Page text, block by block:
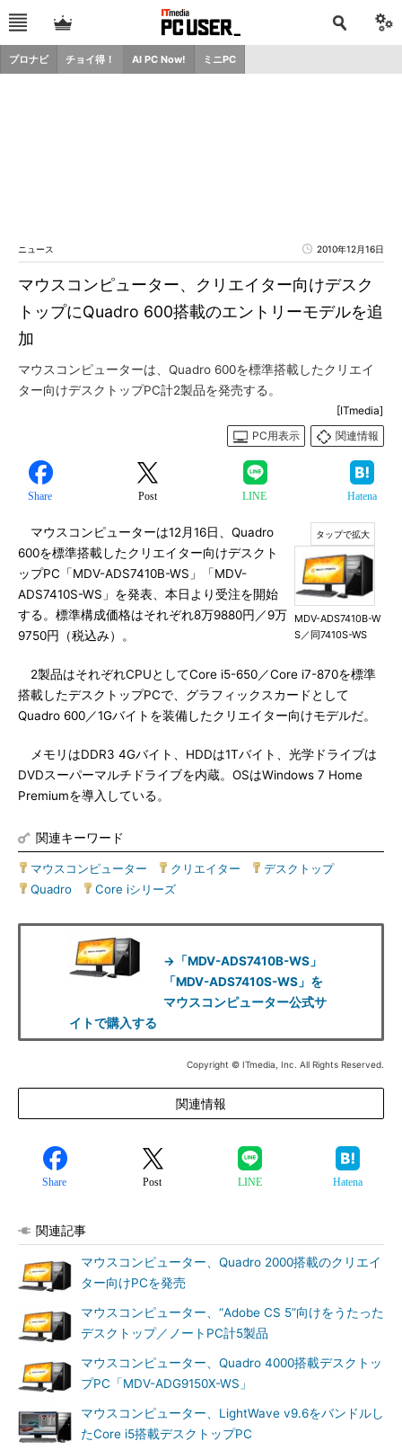
プロナビ チョイ得！ AI PC Now! ミニPC
ニュース 2010年12月16日
マウスコンピューター、クリエイター向けデスク
トップにQuadro 600搭載のエントリーモデルを追
加
マウスコンピューターは、Quadro 600を標準搭載したクリエイ
ター向けデスクトップPC計2製品を発売する。
[ITmedia]
PC用表示
関連情報
Share Post LINE Hatena
MDV-ADS7410B-W
S／同7410S-WS
マウスコンピューターは12月16日、Quadro
600を標準搭載したクリエイター向けデスクト
ップPC「MDV-ADS7410B-WS」「MDV-
ADS7410S-WS」を発表、本日より受注を開始
する。標準構成価格はそれぞれ8万9880円／9万
9750円（税込み）。
2製品はそれぞれCPUとしてCore i5-650／Core i7-870を標準
搭載したデスクトップPCで、グラフィックスカードとして
Quadro 600／1Gバイトを装備したクリエイター向けモデルだ。
メモリはDDR3 4Gバイト、HDDは1Tバイト、光学ドライブは
DVDスーパーマルチドライブを内蔵。OSはWindows 7 Home
Premiumを導入している。
関連キーワード
マウスコンピューター クリエイター デスクトップ|
Quadro
Core iシリーズ
→「MDV-ADS7410B-WS」
「MDV-ADS7410S-WS」を
マウスコンピューター公式サ
イトで購入する
Copyright © ITmedia, Inc. All Rights Reserved.
関連情報
Share Post LINE Hatena
関連記事
マウスコンピューター、Quadro 2000搭載のクリエイ
ター向けPCを発売
マウスコンピューター、“Adobe CS 5”向けをうたった
デスクトップ／ノートPC計5製品
マウスコンピューター、Quadro 4000搭載デスクトッ
プPC「MDV-ADG9150X-WS」
マウスコンピューター、LightWave v9.6をバンドルし
たCore i5搭載デスクトップPC